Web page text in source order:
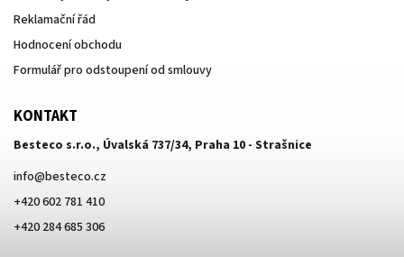
Reklamační řád
Hodnocení obchodu
Formulář pro odstoupení od smlouvy
KONTAKT
Besteco s.r.o., Úvalská 737/34, Praha 10 - Strašnice
info@besteco.cz
+420 602 781 410
+420 284 685 306